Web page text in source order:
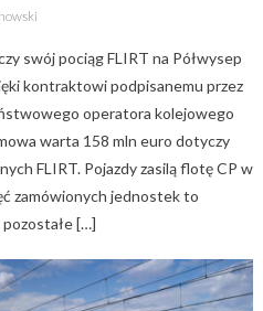
swój pociąg FLIRT na Półwysep
kontraktowi podpisanemu przez
operatora kolejowego
warta 158 mln euro dotyczy
FLIRT. Pojazdy zasilą flotę CP w
zamówionych jednostek to
[…]